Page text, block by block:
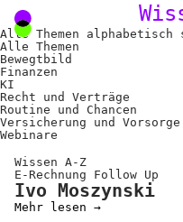
Neues rund
Fotografie
News
Alle Themen
Alle Themen
Bewegtbild
Finanzen
KI
Recht und Verträge
Routine und Chancen
Versicherung und Vorsorge
Webinare
Wissen A-Z
E-Rechnung Follow Up
Ivo Moszynski
Mehr lesen →